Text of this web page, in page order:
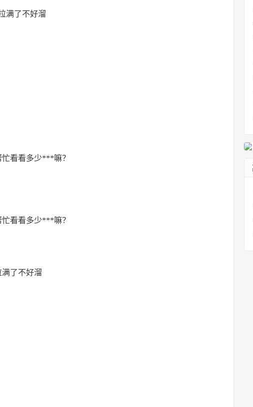
满了不好溜
看看多少***嘛？
看看多少***嘛？
了不好溜